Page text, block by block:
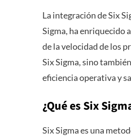
La integración de Six
Sigma, ha enriquecido
de la velocidad de los
Six Sigma, sino
eficiencia operativa y
¿Qué es Six
Six Sigma es una